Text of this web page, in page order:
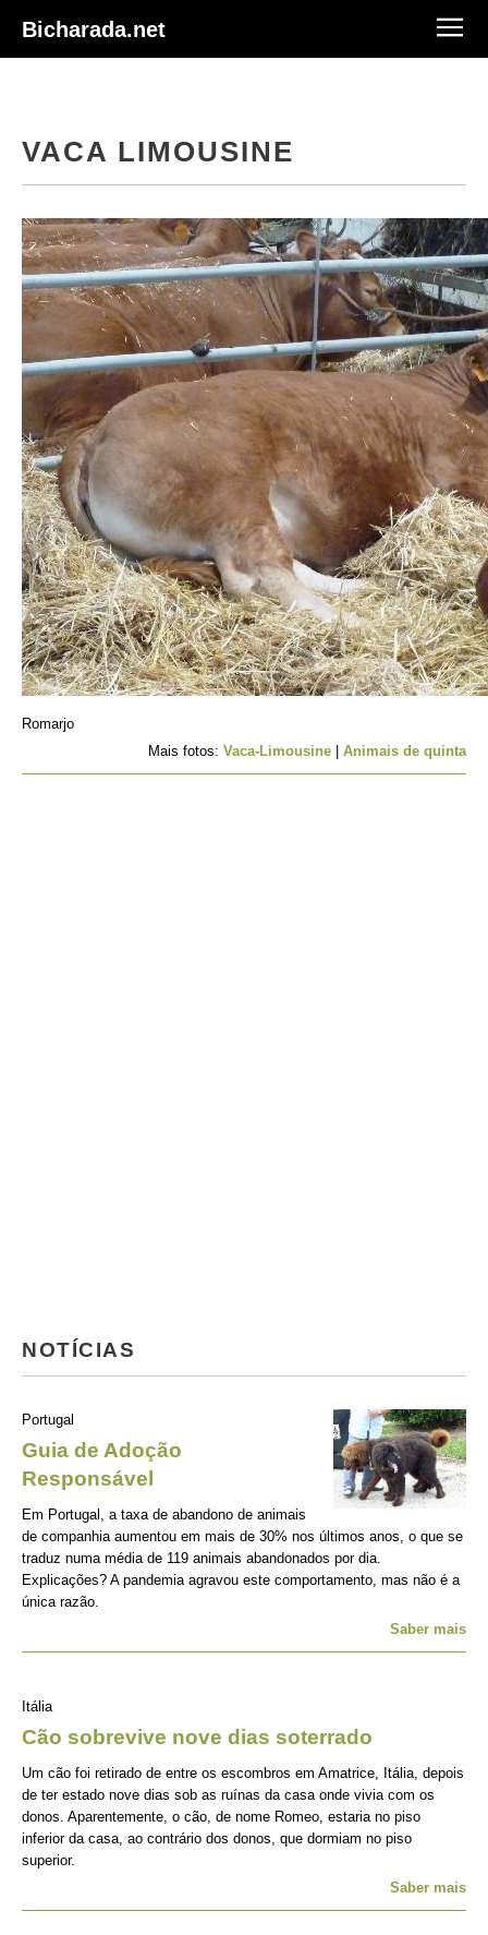
Bicharada.net
VACA LIMOUSINE
Romarjo
Mais fotos: Vaca-Limousine Animais de quinta
NOTÍCIAS
Portugal
Guia de Adoção
Responsável
Em Portugal, a taxa de abandono de animais
de companhia aumentou em mais de 30% nos últimos anos, o que se
traduz numa média de 119 animais abandonados por dia.
Explicações? A pandemia agravou este comportamento, mas não é a
única razão.
Saber mais
Itália
Cão sobrevive nove dias soterrado
Um cão foi retirado de entre os escombros em Amatrice, Itália, depois
de ter estado nove dias sob as ruínas da casa onde vivia com os
donos. Aparentemente, o cão, de nome Romeo, estaria no piso
inferior da casa, ao contrário dos donos, que dormiam no piso
superior.
Saber mais